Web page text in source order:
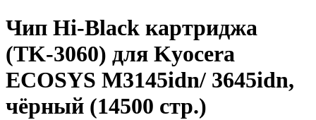
Чип Hi-Black картриджа
(TK-3060) для Kyocera
ECOSYS M3145idn/ 3645idn,
чёрный (14500 стр.)